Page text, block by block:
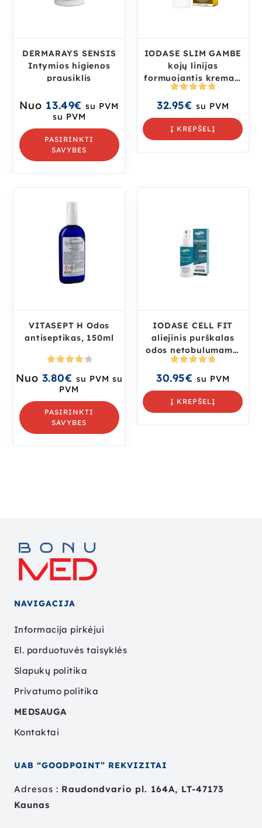
DERMARAYS SENSIS
Intymios higienos
prausiklis
Nuo 13.49€ su PVM
su PVM
PASIRINKTI
SAVYBES
IODASE SLIM GAMBE
kojų linijas
formuojantis kremas,
200 ml
s:5.00iš
5
32.95€ su PVM
Į KREPŠELĮ
VITASEPT H Odos
antiseptikas, 150ml
mas:
Nuo 3.80€ su PVM su
PVM
PASIRINKTI
SAVYBES
IODASE CELL FIT
aliejinis purškalas
odos netobulumams,
100 ml
s: 5.00iš
5
30.95€ su PVM
Į KREPŠELĮ
NAVIGACIJA
Informacija pirkėjui
El. parduotuvės taisyklės
Slapukų politika
Privatumo politika
MEDSAUGA
Kontaktai
UAB “GOODPOINT” REKVIZITAI
Adresas : Raudondvario pl. 164A, LT-47173
Kaunas